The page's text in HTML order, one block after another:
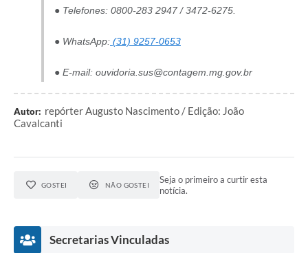
● Telefones: 0800-283 2947 / 3472-6275.
● WhatsApp: (31) 9257-0653
● E-mail: ouvidoria.sus@contagem.mg.gov.br
Autor: repórter Augusto Nascimento / Edição: João
Cavalcanti
GOSTEI NÃO GOSTEI
Seja o primeiro a curtir esta
notícia.
Secretarias Vinculadas